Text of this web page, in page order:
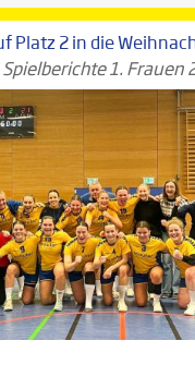
Platz 2 in die
Spielberichte 1. Frauen